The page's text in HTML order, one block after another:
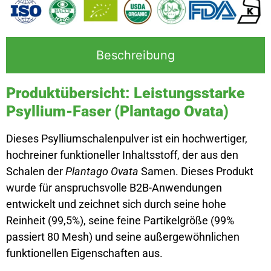
Beschreibung
Produktübersicht: Leistungsstarke
Psyllium-Faser (Plantago Ovata)
Dieses Psylliumschalenpulver ist ein hochwertiger,
hochreiner funktioneller Inhaltsstoff, der aus den
Schalen derPlantago Ovata Samen. Dieses Produkt
wurde für anspruchsvolle B2B-Anwendungen
entwickelt und zeichnet sich durch seine hohe
Reinheit (99,5%), seine feine Partikelgröße (99%
passiert 80 Mesh) und seine außergewöhnlichen
funktionellen Eigenschaften aus.